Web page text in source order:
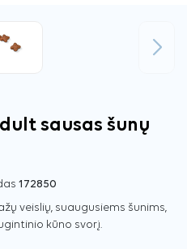
Tęsti
sausas šunų
172850
veislių, suaugusiems šunims,
kūno svorį.